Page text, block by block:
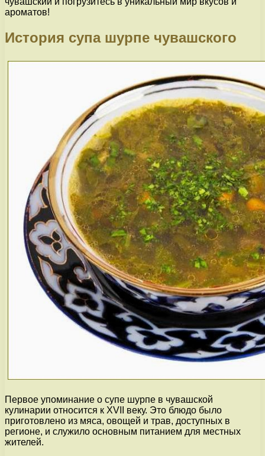
ароматов!
История супа шурпе чувашского
Первое упоминание о супе шурпе в чувашской
кулинарии относится к XVII веку. Это блюдо было
приготовлено из мяса, овощей и трав, доступных в
регионе, и служило основным питанием для местных
жителей.